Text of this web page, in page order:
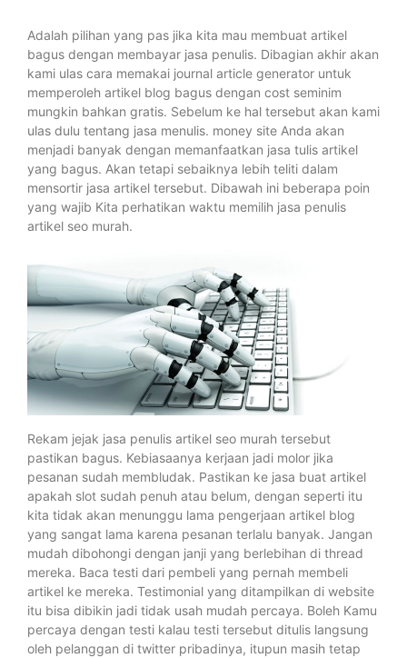
Adalah pilihan yang pas jika kita mau membuat artikel
bagus dengan membayar jasa penulis. Dibagian akhir akan
kami ulas cara memakai journal article generator untuk
memperoleh artikel blog bagus dengan cost seminim
mungkin bahkan gratis. Sebelum ke hal tersebut akan kami
ulas dulu tentang jasa menulis. money site Anda akan
menjadi banyak dengan memanfaatkan jasa tulis artikel
yang bagus. Akan tetapi sebaiknya lebih teliti dalam
mensortir jasa artikel tersebut. Dibawah ini beberapa poin
yang wajib Kita perhatikan waktu memilih jasa penulis
artikel seo murah.
Rekam jejak jasa penulis artikel seo murah tersebut
pastikan bagus. Kebiasaanya kerjaan jadi molor jika
pesanan sudah membludak. Pastikan ke jasa buat artikel
apakah slot sudah penuh atau belum, dengan seperti itu
kita tidak akan menunggu lama pengerjaan artikel blog
yang sangat lama karena pesanan terlalu banyak. Jangan
mudah dibohongi dengan janji yang berlebihan di thread
mereka. Baca testi dari pembeli yang pernah membeli
artikel ke mereka. Testimonial yang ditampilkan di website
itu bisa dibikin jadi tidak usah mudah percaya. Boleh Kamu
percaya dengan testi kalau testi tersebut ditulis langsung
oleh pelanggan di twitter pribadinya, itupun masih tetap